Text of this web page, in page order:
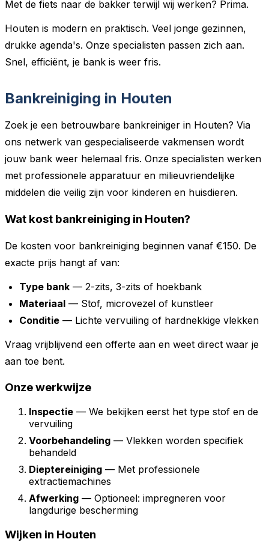
Met de fiets naar de bakker terwijl wij werken? Prima.
Houten is modern en praktisch. Veel jonge gezinnen,
drukke agenda's. Onze specialisten passen zich aan.
Snel, efficiënt, je bank is weer fris.
Bankreiniging in Houten
Zoek je een betrouwbare bankreiniger in Houten? Via
ons netwerk van gespecialiseerde vakmensen wordt
jouw bank weer helemaal fris. Onze specialisten werken
met professionele apparatuur en milieuvriendelijke
middelen die veilig zijn voor kinderen en huisdieren.
Wat kost bankreiniging in Houten?
De kosten voor bankreiniging beginnen vanaf €150. De
exacte prijs hangt af van:
Type bank — 2-zits, 3-zits of hoekbank
Materiaal — Stof, microvezel of kunstleer
Conditie — Lichte vervuiling of hardnekkige vlekken
Vraag vrijblijvend een offerte aan en weet direct waar je
aan toe bent.
Onze werkwijze
Inspectie — We bekijken eerst het type stof en de
vervuiling
Voorbehandeling — Vlekken worden specifiek
behandeld
Dieptereiniging — Met professionele
extractiemachines
Afwerking — Optioneel: impregneren voor
langdurige bescherming
Wijken in Houten